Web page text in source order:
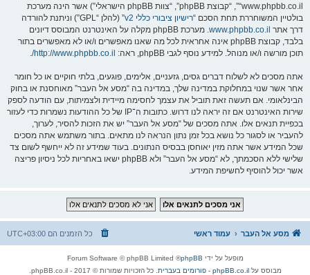
“www.phpbb.co.il”, “קבוצת phpBB”, “צוות phpBB הישראלי”) אשר הינה מערכת
בולטיין המשוחררת תחת הסכם “רישיון ציבורי כללי v2
” (להלן “GPL”) וניתנת להורדה
דרך אתר www.phpbb.co.il
. מערכת phpBB מקלה על האינטרנט המבוסס דיונים
בלבד, קבוצת phpBB אינה אחראית לכל מה שאנו מאפשרים ו/או לא מאפשרים בתור
תוכן מורשה ו/או מנוהל. למידע נוסף לגבי phpBB, ראה:
http://www.phpbb.co.il/
.
אתה מסכים לא לשלוח דברים גסים, גזעניים, אלימים, פוגעים, בלתי חוקיים או כל חומר
אחר אשר שנוי במחלוקת במדינה שלך, במדינה בה “מסע אל העבר” מאוחסנת או בחוק
הבינלאומי. אם תעשה זאת תוביל את עצמך לחסימה מיידית ולצמיתות, עם הודעה לספק
שירות האינטרנט אם זה יראה לנו דרוש. כתובות ה־IP של כל ההודעות נשמרות כדי לעזור
בכפיית תנאים אלו. אתה מסכים של “מסע אל העבר” יש את הזכות להסיר, לערוך,
להעביר או לסגור כל נושא בכל זמן נתון הנראה לנו מתאים. בתור משתמש אתה מסכים
שכל המידע אשר אתה מזין יאוחסן בבסיס הנתונים. בעוד שמידע זה לא ייחשף לשום צד
שלישי ללא הסכמתך, לא “מסע אל העבר” ולא phpBB ישאו באחריות לכל ניסיון פריצה
אשר יכול להוסיף לחשיפת המידע.
מסע אל העבר עמוד ראשי כל הזמנים הם UTC+03:00
מופעל על ידי phpBB
® Forum Software © phpBB Limited
מבוסס עלphpBB.co.il - פורומים בעברית
. כל הזכויות שמורות © 2017 - phpBB.co.il.